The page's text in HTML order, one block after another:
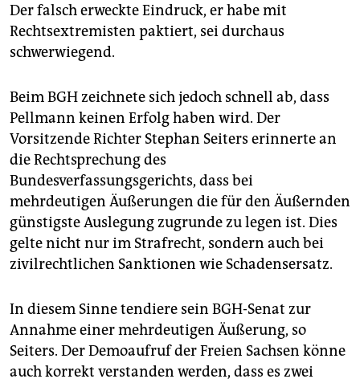
Der falsch erweckte Eindruck, er habe mit
Rechtsextremisten paktiert, sei durchaus
schwerwiegend.
Beim BGH zeichnete sich jedoch schnell ab, dass
Pellmann keinen Erfolg haben wird. Der
Vorsitzende Richter Stephan Seiters erinnerte an
die Rechtsprechung des
Bundesverfassungsgerichts, dass bei
mehrdeutigen Äußerungen die für den Äußernden
günstigste Auslegung zugrunde zu legen ist. Dies
gelte nicht nur im Strafrecht, sondern auch bei
zivilrechtlichen Sanktionen wie Schadensersatz.
In diesem Sinne tendiere sein BGH-Senat zur
Annahme einer mehrdeutigen Äußerung, so
Seiters. Der Demoaufruf der Freien Sachsen könne
auch korrekt verstanden werden, dass es zwei